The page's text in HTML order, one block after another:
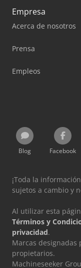
Empresa
Acerca de nosotros
Prensa
Empleos
Blog Facebook
¡Toda la
sujetos a cambio y
Al utilizar esta
Términos y
privacidad.
Marcas designadas
propietarios.
Machineseeker